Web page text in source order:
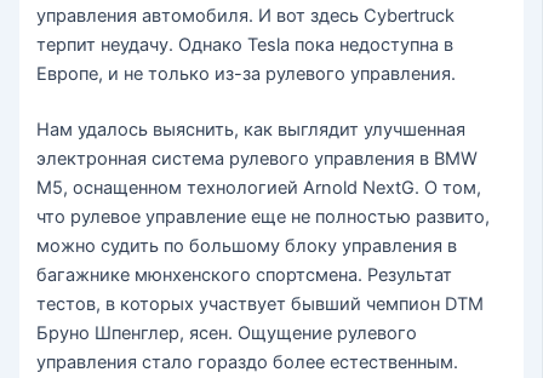
управления автомобиля. И вот здесь Cybertruck
терпит неудачу. Однако Tesla пока недоступна в
Европе, и не только из-за рулевого управления.
Нам удалось выяснить, как выглядит улучшенная
электронная система рулевого управления в BMW
M5, оснащенном технологией Arnold NextG. О том,
что рулевое управление еще не полностью развито,
можно судить по большому блоку управления в
багажнике мюнхенского спортсмена. Результат
тестов, в которых участвует бывший чемпион DTM
Бруно Шпенглер, ясен. Ощущение рулевого
управления стало гораздо более естественным.